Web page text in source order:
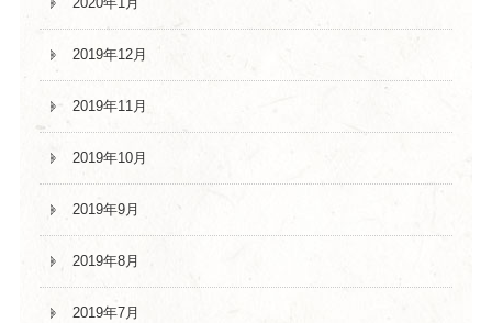
2019年12月
2019年11月
2019年10月
2019年9月
2019年8月
2019年7月